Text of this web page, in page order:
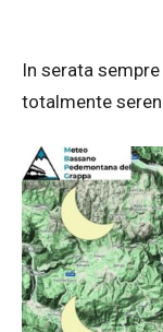
In serata
totalmente